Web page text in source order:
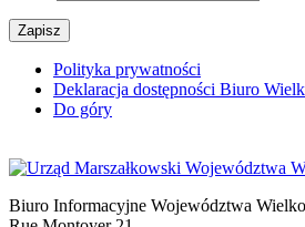
Polityka prywatności
Deklaracja dostępności Biuro
Do góry
Biuro Informacyjne Województwa